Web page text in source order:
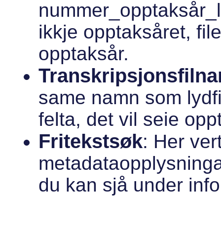
ikkje opptaksåret,
opptaksår.
same namn som
felta, det vil seie
Fritekstsøk: Her
du kan sjå under